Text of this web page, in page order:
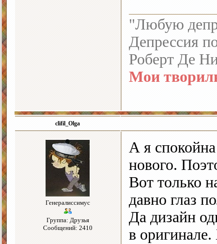
"Любую
Депрессия
Роберт Де
Мои
clifil_Olga
Генералиссимус
Группа: Друзья
Сообщений: 2410
А я
нового.
Вот только
давно глаз
Да дизайн
в оригинале.